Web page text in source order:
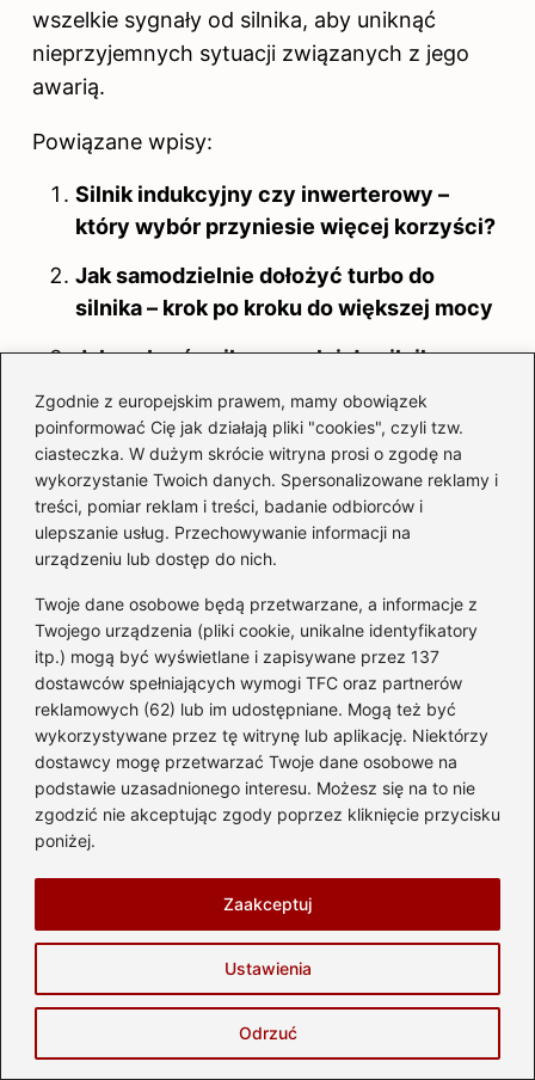
Zgodnie z europejskim prawem, mamy obowiązek
poinformować Cię jak działają pliki "cookies", czyli tzw.
ciasteczka. W dużym skrócie witryna prosi o zgodę na
wykorzystanie Twoich danych. Spersonalizowane reklamy i
treści, pomiar reklam i treści, badanie odbiorców i
ulepszanie usług. Przechowywanie informacji na
urządzeniu lub dostęp do nich.
Twoje dane osobowe będą przetwarzane, a informacje z
Twojego urządzenia (pliki cookie, unikalne identyfikatory
itp.) mogą być wyświetlane i zapisywane przez 137
dostawców spełniających wymogi TFC oraz partnerów
reklamowych (62) lub im udostępniane. Mogą też być
wykorzystywane przez tę witrynę lub aplikację. Niektórzy
dostawcy mogę przetwarzać Twoje dane osobowe na
podstawie uzasadnionego interesu. Możesz się na to nie
zgodzić nie akceptując zgody poprzez kliknięcie przycisku
poniżej.
Ustawienia
Odrzuć
Zaakceptuj
wszelkie sygnały od silnika, aby uniknąć
nieprzyjemnych sytuacji związanych z jego
awarią.
Powiązane wpisy:
Silnik indukcyjny czy inwerterowy –
który wybór przyniesie więcej korzyści?
Jak samodzielnie dołożyć turbo do
silnika – krok po kroku do większej mocy
Jak wybrać najlepszy olej do silnika
Perkins 4 cylindrowego?
Jak właściwie podłączyć silnik
jednofazowy z dwoma kondensatorami?
Dlaczego warto zastanowić się, czy
dolna osłona silnika jest potrzebna?
Jak dobrać odpowiednią ilość oleju do
silnika Opel Astra?
Jak często dolawać olej do silnika –
praktyczny przewodnik dla kierowców
Gdzie szukać sterownika silnika w
Lagunie II? Przewodnik dla właścicieli
Wybór silnika do peugeot 407 coupe –
co warto wiedzieć?
Najlepsze silniki do Laguny 3 – sprawdź
opinie na forum!
Diagnostyka zużycia oleju w silniku